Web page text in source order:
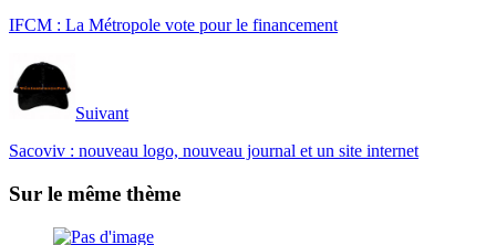
IFCM : La Métropole vote pour le financement
Suivant
Sacoviv : nouveau logo, nouveau journal et un site internet
Sur le même thème